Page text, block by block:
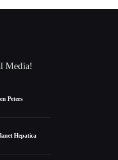
Media!
Peters
Hepatica